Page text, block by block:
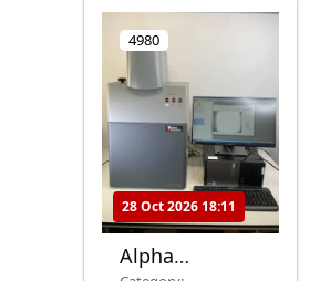
4980
28 Oct 2026 18:11
Alpha